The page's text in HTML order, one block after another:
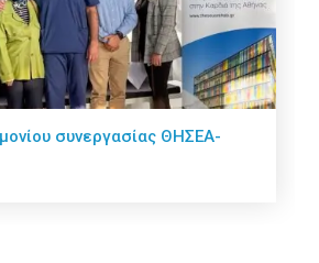
συνεργασίας ΘΗΣΕΑ-